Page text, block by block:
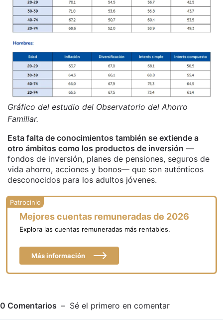
Gráfico del estudio del Observatorio del Ahorro
Familiar.
Esta falta de conocimientos también se extiende a
otro ámbitos como los productos de inversión —
fondos de inversión, planes de pensiones, seguros de
vida ahorro, acciones y bonos— que son auténticos
desconocidos para los adultos jóvenes.
Mejores cuentas remuneradas de 2026
Explora las cuentas remuneradas más rentables.
Más información
0 Comentarios Sé el primero en comentar